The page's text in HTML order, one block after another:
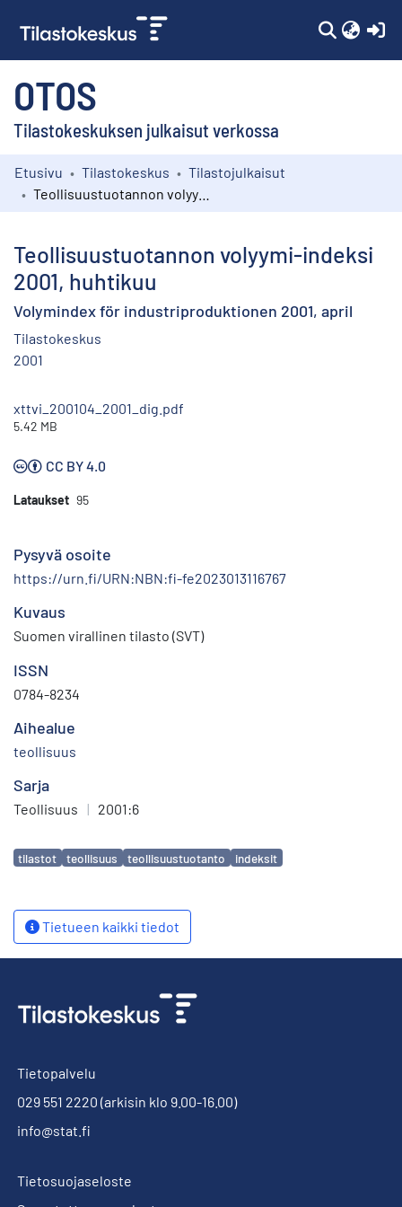
OTOS
Tilastokeskuksen julkaisut verkossa
Kokoelmat
Etusivu Tilastokeskus
Tilastojulkaisut
Teollisuustuotannon volyymi-indeksi
2001, huhtikuu
Volymindex för industriproduktionen 2001, april
Tilastokeskus
2001
xttvi_200104_2001_dig.pdf
5.42 MB
CC BY 4.0
Lataukset 95
Pysyvä osoite
https://urn.fi/URN:NBN:fi-fe2023013116767
Kuvaus
Suomen virallinen tilasto (SVT)
ISSN
0784-8234
Aihealue
teollisuus
Sarja
Teollisuus | 2001:6
Avainsanat
tilastot teollisuus teollisuustuotanto indeksit
Tietueen kaikki tiedot
Tietopalvelu
029 551 2220 (arkisin klo 9.00-16.00)
info@stat.fi
Tietosuojaseloste